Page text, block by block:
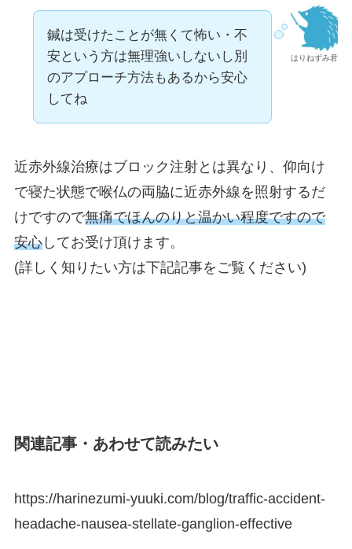
はりねずみ君
鍼は受けたことが無くて怖い・不
安という方は無理強いしないし別
のアプローチ方法もあるから安心
してね
近赤外線治療はブロック注射とは異なり、仰向け
で寝た状態で喉仏の両脇に近赤外線を照射するだ
けですので無痛でほんのりと温かい程度ですので
安心してお受け頂けます。
(詳しく知りたい方は下記記事をご覧ください)
関連記事・あわせて読みたい
https://harinezumi-yuuki.com/blog/traffic-accident-
headache-nausea-stellate-ganglion-effective